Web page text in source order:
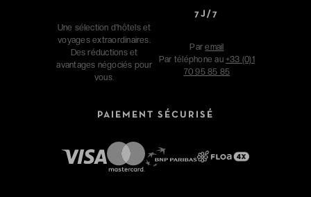
Une sélection d'hôtels et
voyages extraordinaires.
Des réductions et
avantages négociés pour
vous.
7J/7
Paremail
Par téléphone au +33 (0)1
70 95 85 85
PAIEMENT SÉCURISÉ